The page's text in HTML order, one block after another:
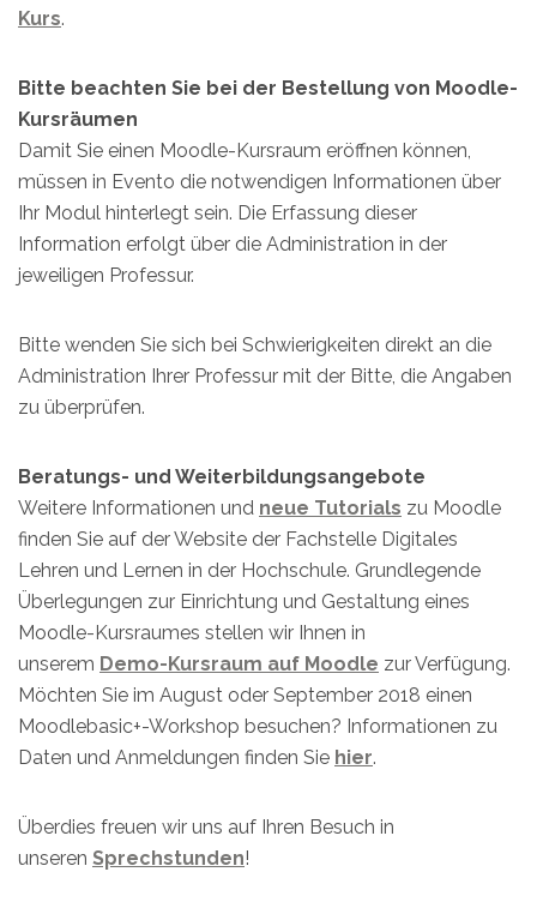
Kurs.
Bitte beachten Sie bei der Bestellung von Moodle-
Kursräumen
Damit Sie einen Moodle-Kursraum eröffnen können,
müssen in Evento die notwendigen Informationen über
Ihr Modul hinterlegt sein. Die Erfassung dieser
Information erfolgt über die Administration in der
jeweiligen Professur.
Bitte wenden Sie sich bei Schwierigkeiten direkt an die
Administration Ihrer Professur mit der Bitte, die Angaben
zu überprüfen.
Beratungs- und Weiterbildungsangebote
Weitere Informationen und neue Tutorials zu Moodle
finden Sie auf der Website der Fachstelle Digitales
Lehren und Lernen in der Hochschule. Grundlegende
Überlegungen zur Einrichtung und Gestaltung eines
Moodle-Kursraumes stellen wir Ihnen in
unserem Demo-Kursraum auf Moodle zur Verfügung.
Möchten Sie im August oder September 2018 einen
Moodlebasic+-Workshop besuchen? Informationen zu
Daten und Anmeldungen finden Sie hier.
Überdies freuen wir uns auf Ihren Besuch in
unseren Sprechstunden!